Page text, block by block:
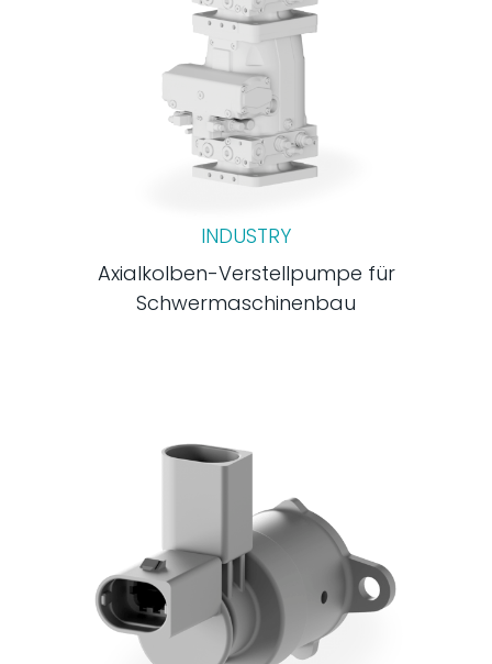
INDUSTRY
Axialkolben-Verstellpumpe für
Schwermaschinenbau